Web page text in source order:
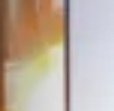
STÛV 21-125 DF